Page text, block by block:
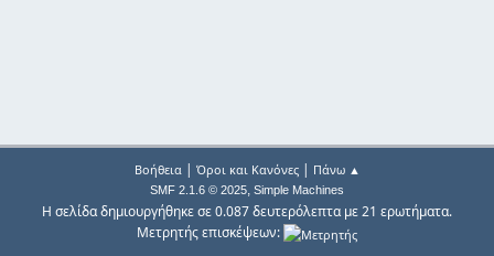
Βοήθεια| Όροι και Κανόνες| Πάνω ▲
SMF 2.1.6 © 2025, Simple Machines
Η σελίδα δημιουργήθηκε σε 0.087 δευτερόλεπτα με 21 ερωτήματα.
Μετρητής επισκέψεων: